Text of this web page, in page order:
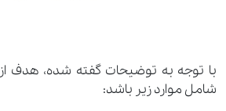
با توجه به توضیحات گفته شده، هدف از
شامل موارد زیر باشد: